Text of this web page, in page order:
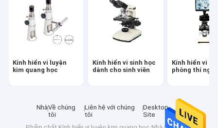
Kính hiển vi luyện
kim quang học
Kính hiển vi sinh học
dành cho sinh viên
Kính hiển vi
phòng thí
NhàVề chúng
tôi
Liên hệ với chúng
tôi
Desktop
Site